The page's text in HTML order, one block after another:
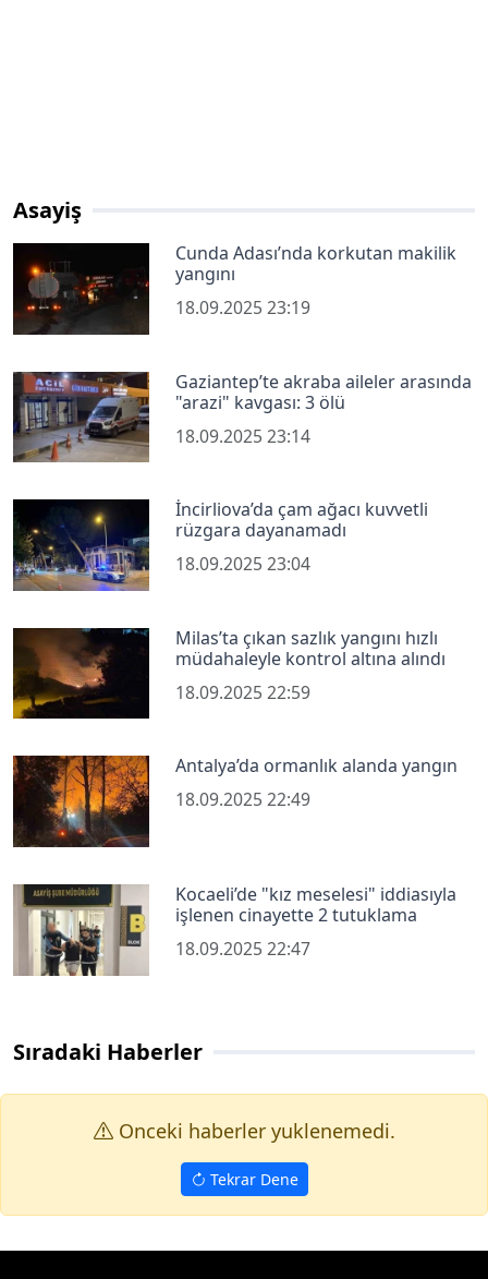
Asayiş
Cunda Adası’nda korkutan makilik
yangını
18.09.2025 23:19
Gaziantep’te akraba aileler arasında
"arazi" kavgası: 3 ölü
18.09.2025 23:14
İncirliova’da çam ağacı kuvvetli
rüzgara dayanamadı
18.09.2025 23:04
Milas’ta çıkan sazlık yangını hızlı
müdahaleyle kontrol altına alındı
18.09.2025 22:59
Antalya’da ormanlık alanda yangın
18.09.2025 22:49
Kocaeli’de "kız meselesi" iddiasıyla
işlenen cinayette 2 tutuklama
18.09.2025 22:47
Sıradaki Haberler
Onceki haberler yuklenemedi.
Tekrar Dene